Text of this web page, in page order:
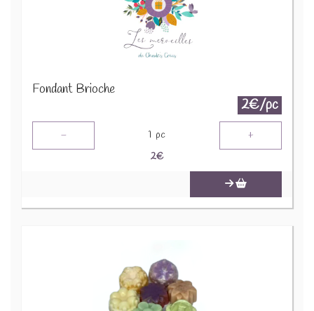
Fondant Brioche
2€/pc
- 1 pc +
2€